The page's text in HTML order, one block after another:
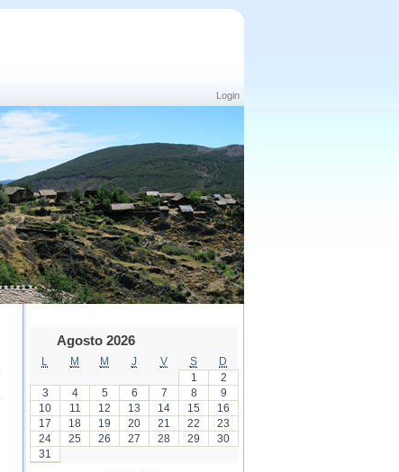
Login
Agosto 2026
M M J V S
D
1
2
3
4 5 6 7 8
9
10
11 12 13 14 15
16
17
18 19 20 21 22
23
24
25 26 27 28 29
30
31